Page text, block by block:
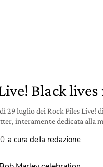
Black
29 luglio dei Rock Files Live!
interamente dedicata alla
a cura della redazione